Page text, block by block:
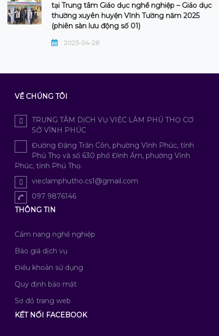
tại Trung tâm Giáo dục nghề nghiệp – Giáo dục
thường xuyên huyện Vĩnh Tường năm 2025
(phiên sàn lưu động số 01)
2025-04-28
VỀ CHÚNG TÔI
TRUNG TÂM DỊCH VỤ VIỆC LÀM PHÚ THỌ CƠ
SỞ VĨNH PHÚC
Đường Đặng Trần Côn, phường Vĩnh Phúc, tỉnh
Phú Thọ và số 630 phố Đình Ấm, phường Vĩnh
Phúc, tỉnh Phú Thọ.
vieclamphutho.cs1@gmail.com
097 9876146
THÔNG TIN
Cẩm nang nghề nghiệp
Báo giá dịch vụ
Điều khoản sử dụng
Quy định bảo mật
Sơ đồ trang web
KẾT NỐI FACEBOOK